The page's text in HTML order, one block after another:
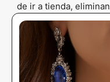
de ir a tienda,